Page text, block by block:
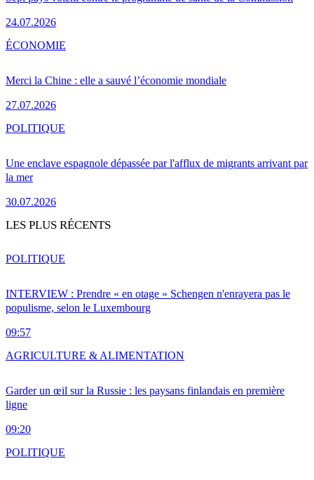
24.07.2026
Merci la Chine : elle a sauvé l’économie mondiale
27.07.2026
ÉCONOMIE
Une enclave espagnole dépassée par l'afflux de migrants arrivant par
la mer
30.07.2026
POLITIQUE
LES PLUS RÉCENTS
INTERVIEW : Prendre « en otage » Schengen n'enrayera pas le
populisme, selon le Luxembourg
09:57
POLITIQUE
Garder un œil sur la Russie : les paysans finlandais en première
ligne
09:20
AGRICULTURE & ALIMENTATION
POLITIQUE